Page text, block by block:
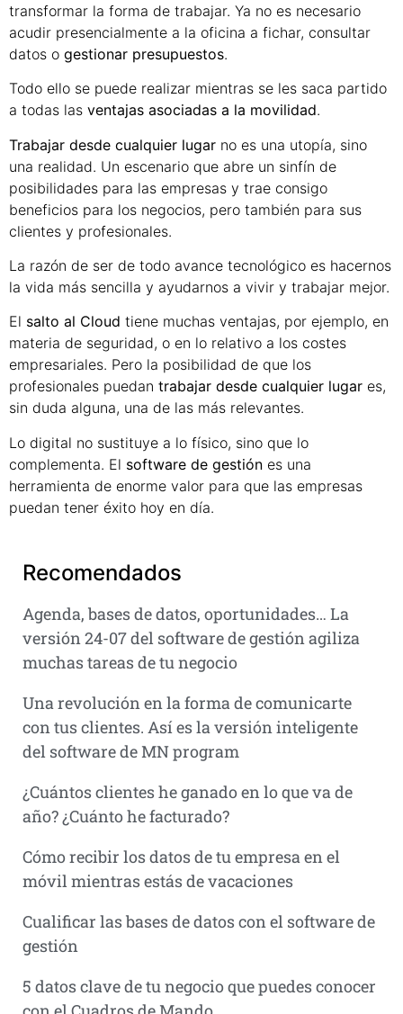
transformar la forma de trabajar. Ya no es necesario
acudir presencialmente a la oficina a fichar, consultar
datos o gestionar presupuestos.
Todo ello se puede realizar mientras se les saca partido
a todas las ventajas asociadas a la movilidad.
Trabajar desde cualquier lugar no es una utopía, sino
una realidad. Un escenario que abre un sinfín de
posibilidades para las empresas y trae consigo
beneficios para los negocios, pero también para sus
clientes y profesionales.
La razón de ser de todo avance tecnológico es hacernos
la vida más sencilla y ayudarnos a vivir y trabajar mejor.
El salto al Cloud tiene muchas ventajas, por ejemplo, en
materia de seguridad, o en lo relativo a los costes
empresariales. Pero la posibilidad de que los
profesionales puedan trabajar desde cualquier lugar es,
sin duda alguna, una de las más relevantes.
Lo digital no sustituye a lo físico, sino que lo
complementa. El software de gestión es una
herramienta de enorme valor para que las empresas
puedan tener éxito hoy en día.
Recomendados
Agenda, bases de datos, oportunidades… La
versión 24-07 del software de gestión agiliza
muchas tareas de tu negocio
Una revolución en la forma de comunicarte
con tus clientes. Así es la versión inteligente
del software de MN program
¿Cuántos clientes he ganado en lo que va de
año? ¿Cuánto he facturado?
Cómo recibir los datos de tu empresa en el
móvil mientras estás de vacaciones
Cualificar las bases de datos con el software de
gestión
5 datos clave de tu negocio que puedes conocer